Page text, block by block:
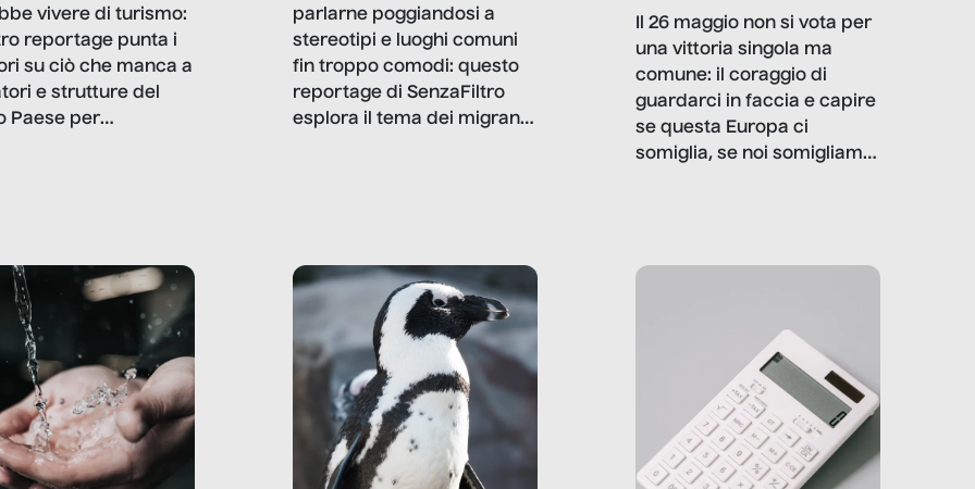
vivere di turismo:
reportage punta i
su ciò che manca a
e strutture del
Paese per
parlarne poggiandosi a
stereotipi e luoghi comuni
fin troppo comodi: questo
reportage di SenzaFiltro
esplora il tema dei migranti
ripensano.
Il 26 maggio non si vota per
una vittoria singola ma
comune: il coraggio di
guardarci in faccia e capire
se questa Europa ci
somiglia, se noi somigliamo
comunica, quanto vale […]